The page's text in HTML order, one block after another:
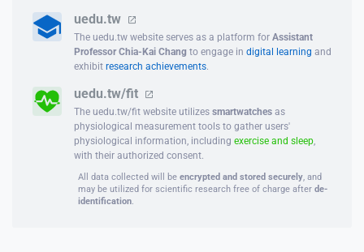
uedu.tw
The uedu.tw website serves as a platform for Assistant
Professor Chia-Kai Chang to engage in digital learning and
exhibit research achievements.
uedu.tw/fit
The uedu.tw/fit website utilizes smartwatches as
physiological measurement tools to gather users'
physiological information, including exercise and sleep,
with their authorized consent.
All data collected will be encrypted and stored securely, and
may be utilized for scientific research free of charge after de-
identification.